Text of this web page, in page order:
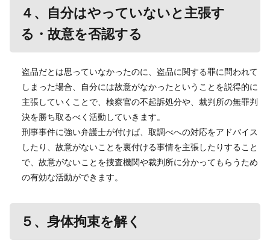
４、自分はやっていないと主張す
る・故意を否認する
盗品だとは思っていなかったのに、盗品に関する罪に問われて
しまった場合、自分には故意がなかったということを説得的に
主張していくことで、検察官の不起訴処分や、裁判所の無罪判
決を勝ち取るべく活動していきます。
刑事事件に強い弁護士が付けば、取調べへの対応をアドバイス
したり、故意がないことを裏付ける事情を主張したりすること
で、故意がないことを捜査機関や裁判所に分かってもらうため
の有効な活動ができます。
５、身体拘束を解く